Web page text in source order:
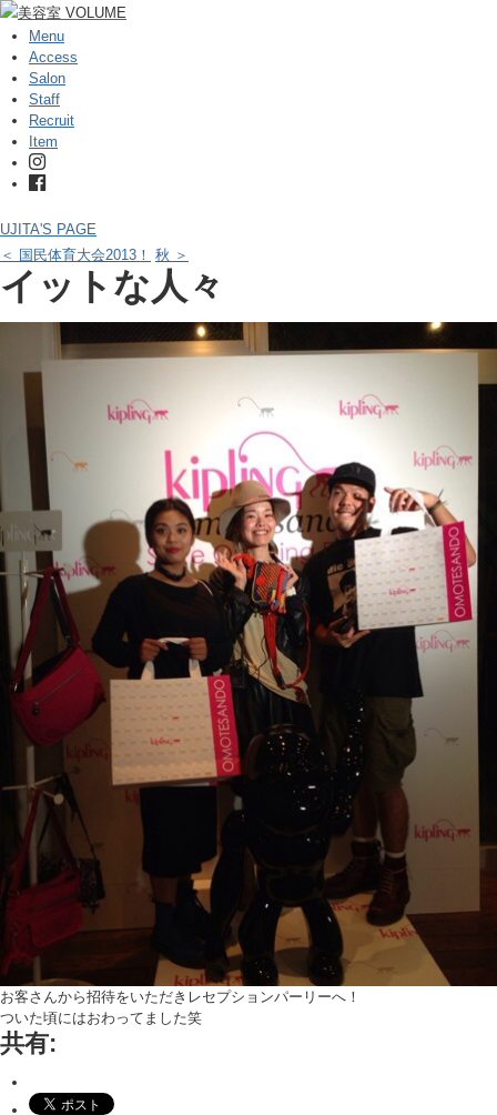
Menu
Access
Salon
Staff
Recruit
Item
UJITA'S PAGE
＜ 国民体育大会2013！ 秋 ＞
イットな人々
お客さんから招待をいただきレセプションパーリーへ！
ついた頃にはおわってました笑
共有: